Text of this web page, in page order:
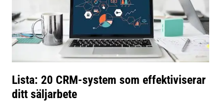
Lista: 20 CRM-system som effektiviserar
ditt säljarbete